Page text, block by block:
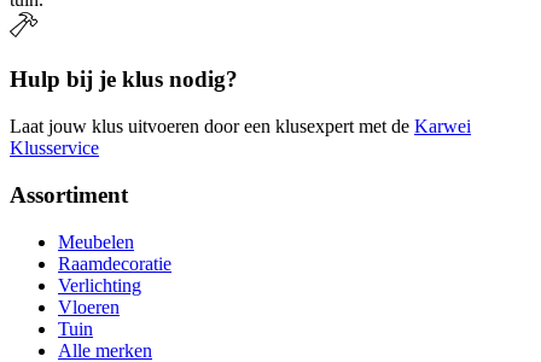
Hulp bij je klus nodig?
Laat jouw klus uitvoeren door een klusexpert met de Karwei
Klusservice
Assortiment
Meubelen
Raamdecoratie
Verlichting
Vloeren
Tuin
Alle merken